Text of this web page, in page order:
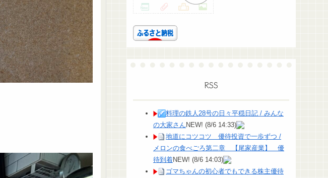
RSS
料理の鉄人28号の日々平穏日記 / みんな
の大家さんNEW! (8/6 14:33)
地道にコツコツ 優待投資で一歩ずつ /
メロンの食べごろ第二章 【尾家産業】 優
待到着NEW! (8/6 14:03)
ゴマちゃんの初心者でもできる株主優待